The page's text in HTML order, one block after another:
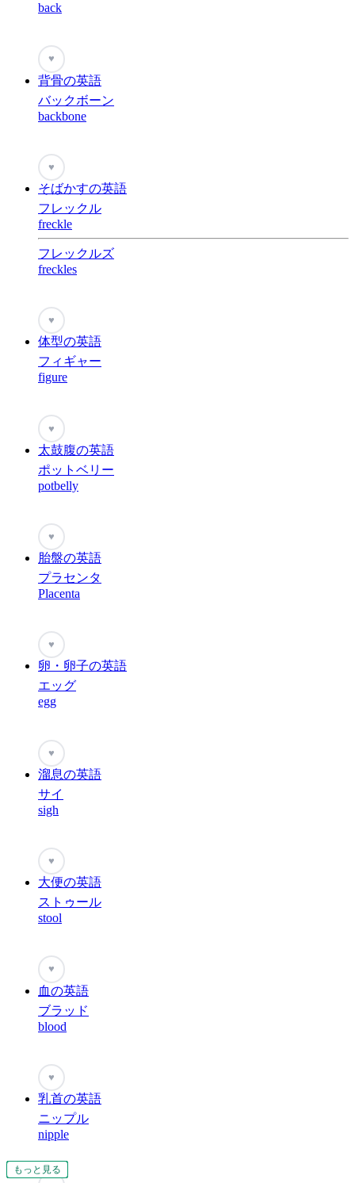
もっと見る
もっと見る
もっと見る
もっと見る
もっと見る
もっと見る
もっと見る
もっと見る
もっと見る
もっと見る
もっと見る
もっと見る
もっと見る
もっと見る
もっと見る
もっと見る
もっと見る
もっと見る
back
♥
背骨の英語
バックボーン
backbone
♥
そばかすの英語
フレックル
freckle
フレックルズ
freckles
もっと見る
♥
体型の英語
フィギャー
figure
もっと見る
♥
太鼓腹の英語
ポットベリー
potbelly
♥
胎盤の英語
プラセンタ
Placenta
♥
卵・卵子の英語
エッグ
egg
♥
溜息の英語
サイ
sigh
♥
大便の英語
ストゥール
stool
♥
血の英語
ブラッド
blood
♥
乳首の英語
ニップル
nipple
もっと見る
もっと見る
もっと見る
もっと見る
もっと見る
もっと見る
もっと見る
もっと見る
もっと見る
もっと見る
もっと見る